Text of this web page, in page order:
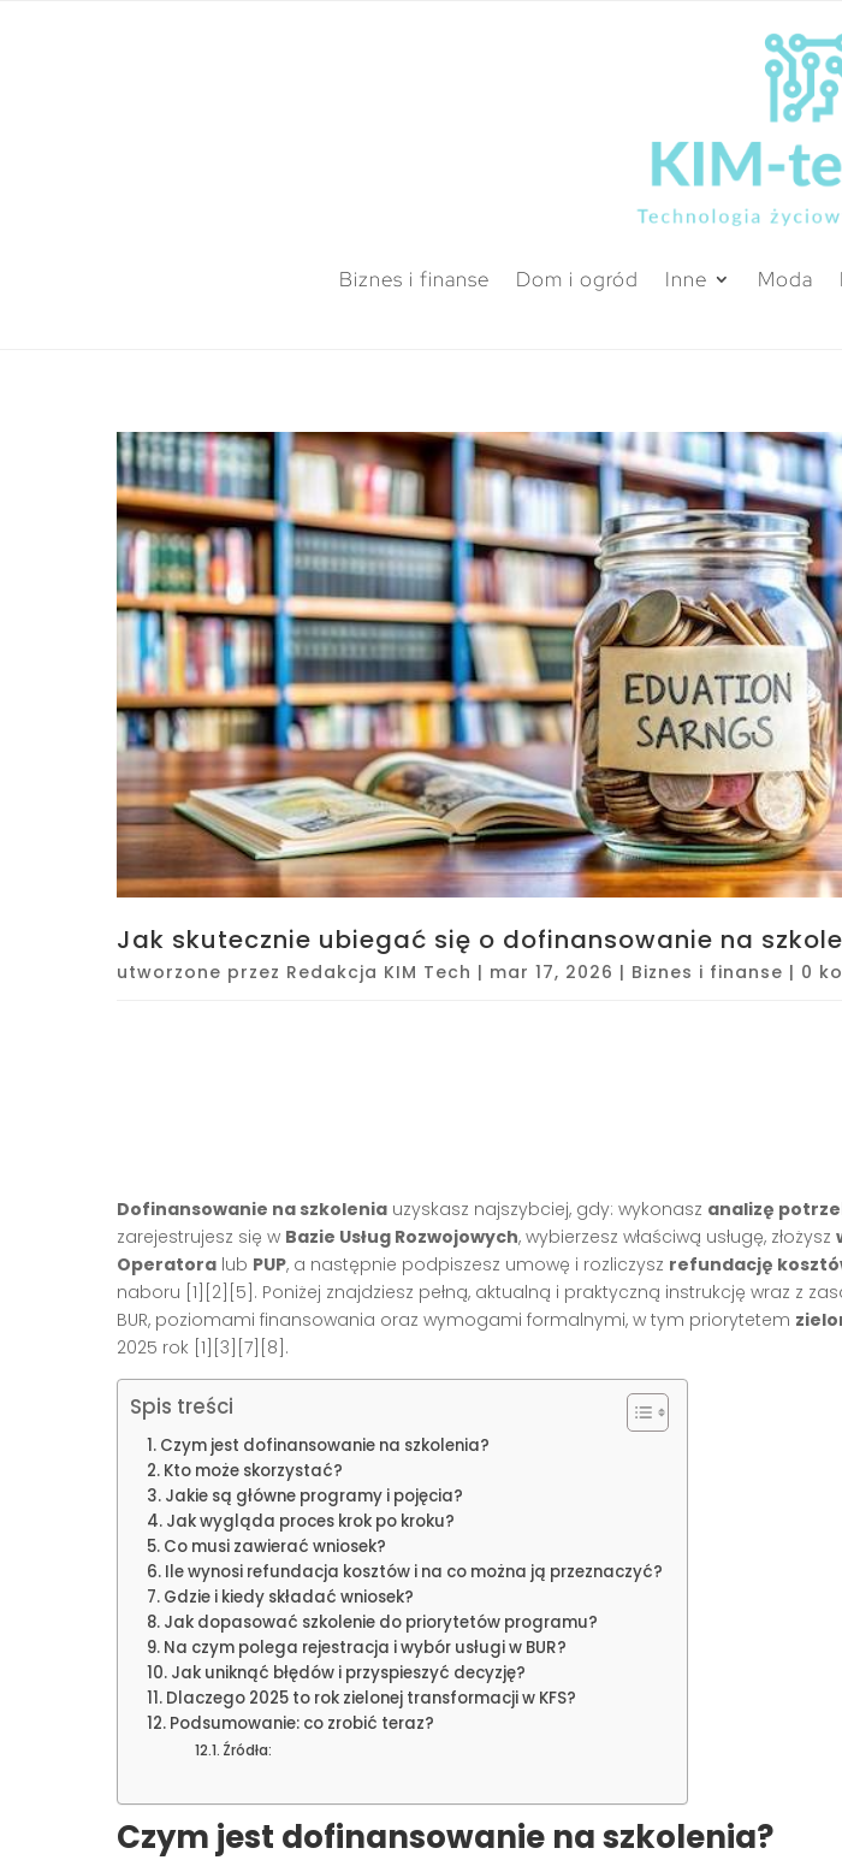
Biznes i finanse Dom i ogród Inne Moda
Jak skutecznie ubiegać się o dofinansowanie na
utworzone przez Redakcja KIM Tech | mar 17, 2026 | Biznes i finanse | 0
Dofinansowanie na szkolenia uzyskasz najszybciej, gdy: wykonasz analizę
zarejestrujesz się w Bazie Usług Rozwojowych, wybierzesz właściwą usługę, złożysz
Operatora lub PUP, a następnie podpiszesz umowę i rozliczysz refundację
naboru [1][2][5]. Poniżej znajdziesz pełną, aktualną i praktyczną instrukcję wraz z
BUR, poziomami finansowania oraz wymogami formalnymi, w tym priorytetem
2025 rok [1][3][7][8].
Spis treści
Czym jest dofinansowanie na szkolenia?
Kto może skorzystać?
Jakie są główne programy i pojęcia?
Jak wygląda proces krok po kroku?
Co musi zawierać wniosek?
Ile wynosi refundacja kosztów i na co można ją przeznaczyć?
Gdzie i kiedy składać wniosek?
Jak dopasować szkolenie do priorytetów programu?
Na czym polega rejestracja i wybór usługi w BUR?
Jak uniknąć błędów i przyspieszyć decyzję?
Dlaczego 2025 to rok zielonej transformacji w KFS?
Podsumowanie: co zrobić teraz?
Źródła:
Czym jest dofinansowanie na szkolenia?